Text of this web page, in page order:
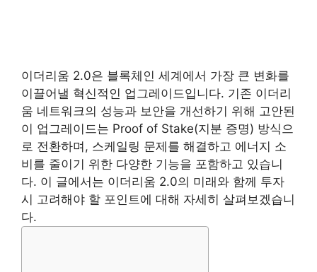
이더리움 2.0은 블록체인 세계에서 가장 큰 변화를
이끌어낼 혁신적인 업그레이드입니다. 기존 이더리
움 네트워크의 성능과 보안을 개선하기 위해 고안된
이 업그레이드는 Proof of Stake(지분 증명) 방식으
로 전환하며, 스케일링 문제를 해결하고 에너지 소
비를 줄이기 위한 다양한 기능을 포함하고 있습니
다. 이 글에서는 이더리움 2.0의 미래와 함께 투자
시 고려해야 할 포인트에 대해 자세히 살펴보겠습니
다.